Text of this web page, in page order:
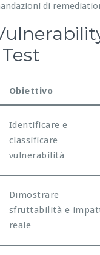
di
Obiettivo
Identificare e
classificare
vulnerabilità
Dimostrare
sfruttabilità e
reale